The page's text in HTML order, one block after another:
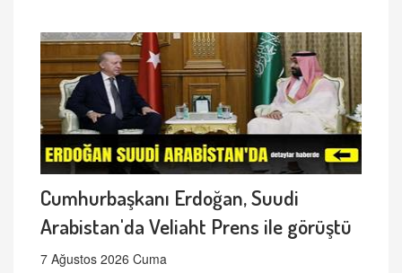
Cumhurbaşkanı Erdoğan, Suudi
Arabistan'da Veliaht Prens ile görüştü
7 Ağustos 2026 Cuma